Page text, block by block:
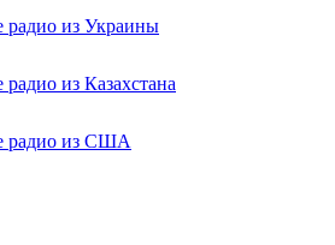
радио из Украины
радио из Казахстана
радио из США